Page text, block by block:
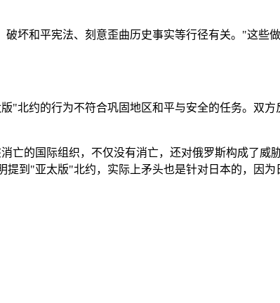
坏和平宪法、刻意歪曲历史事实等行径有关。"这些
"北约的行为不符合巩固地区和平与安全的任务。双
亡的国际组织，不仅没有消亡，还对俄罗斯构成了
到"亚太版"北约，实际上矛头也是针对日本的，因为